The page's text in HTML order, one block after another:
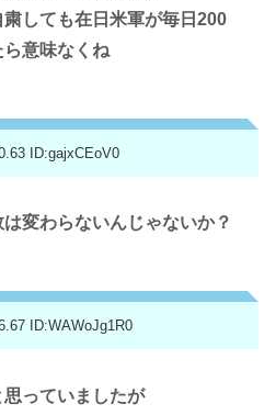
しても在日米軍が毎日200
ら意味なくね
ID:gajxCEoV0
は変わらないんじゃないか？
ID:WAWoJg1R0
っていましたが